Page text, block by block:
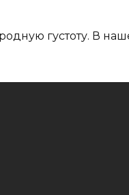
густоту. В